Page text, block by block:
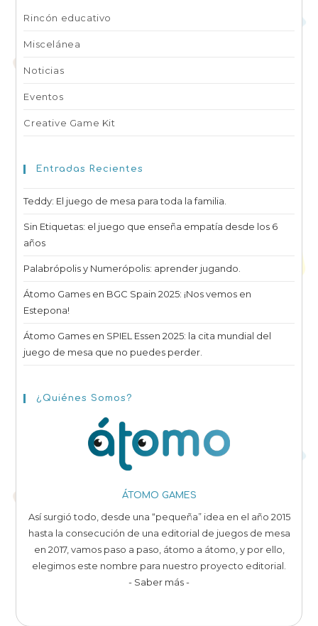
Rincón educativo
Miscelánea
Noticias
Eventos
Creative Game Kit
Entradas Recientes
Teddy: El juego de mesa para toda la familia.
Sin Etiquetas: el juego que enseña empatía desde los 6
años
Palabrópolis y Numerópolis: aprender jugando.
Átomo Games en BGC Spain 2025: ¡Nos vemos en
Estepona!
Átomo Games en SPIEL Essen 2025: la cita mundial del
juego de mesa que no puedes perder.
¿Quiénes Somos?
ÁTOMO GAMES
Así surgió todo, desde una “pequeña” idea en el año 2015
hasta la consecución de una editorial de juegos de mesa
en 2017, vamos paso a paso, átomo a átomo, y por ello,
elegimos este nombre para nuestro proyecto editorial.
- Saber más -